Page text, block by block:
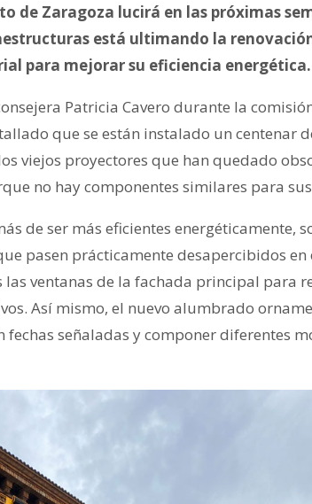
de Zaragoza lucirá en las próximas
está ultimando la
para mejorar su eficiencia energética.
Patricia Cavero durante la
que se están instalado un centenar
viejos proyectores que han quedado
no hay componentes similares para
de ser más eficientes energéticamente,
pasen prácticamente desapercibidos
las ventanas de la fachada principal para
Así mismo, el nuevo alumbrado
fechas señaladas y componer diferentes